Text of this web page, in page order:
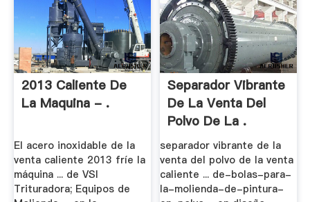
2013 Caliente De
La Maquina - .
El acero inoxidable de la
venta caliente 2013 fríe la
máquina ... de VSI
Trituradora; Equipos de
Separador Vibrante
De La Venta Del
Polvo De La .
separador vibrante de la
venta del polvo de la venta
caliente ... de-bolas-para-
la-molienda-de-pintura-